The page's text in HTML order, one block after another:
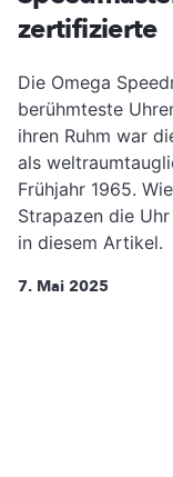
zertifizierte
Die Omega
berühmteste
ihren Ruhm war
als
Frühjahr 1965.
Strapazen die
in diesem Artikel.
7. Mai 2025